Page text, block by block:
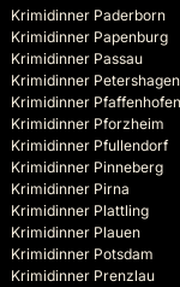
Krimidinner Paderborn
Krimidinner Papenburg
Krimidinner Passau
Krimidinner Petershagen
Krimidinner Pfaffenhofen
Krimidinner Pforzheim
Krimidinner Pfullendorf
Krimidinner Pinneberg
Krimidinner Pirna
Krimidinner Plattling
Krimidinner Plauen
Krimidinner Potsdam
Krimidinner Prenzlau